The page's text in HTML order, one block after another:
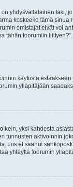
on yhdysvaltalainen
koskeeko tämä
omistajat eivät voi
tähän foorumiin liittyen?”.
käytöstä
ylläpitäjään
yksi kahdesta
tunnusten aktivoinnin
Jos et saanut
yhteyttä foorumin